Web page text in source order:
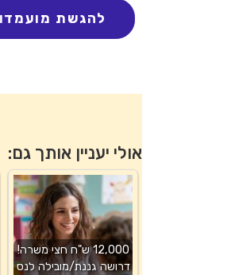
אולי יעניין אותך גם:
12,000 ש"ח חצי משרה!
דרושה גננת/מובילה לנס